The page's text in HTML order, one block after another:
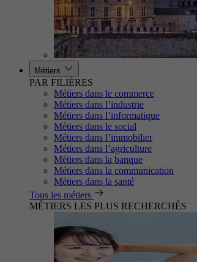
Métiers
PAR FILIÈRES
Métiers dans le commerce
Métiers dans l’industrie
Métiers dans l’informatique
Métiers dans le social
Métiers dans l’immobilier
Métiers dans l’agriculture
Métiers dans la banque
Métiers dans la communication
Métiers dans la santé
Tous les métiers
MÉTIERS LES PLUS RECHERCHÉS